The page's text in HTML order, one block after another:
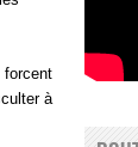
forcent
à